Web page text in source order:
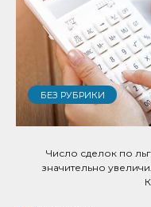
БЕЗ РУБРИКИ
Число сделок по
значительно